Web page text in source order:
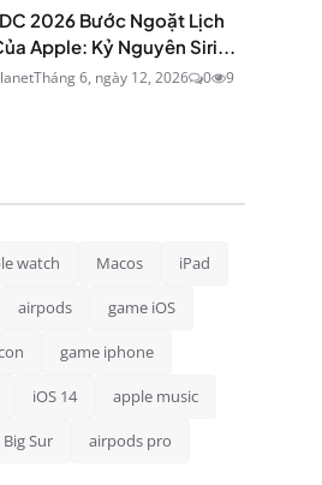
2026 Bước Ngoặt Lịch
Apple: Kỷ Nguyên Siri...
Tháng 6, ngày 12, 2026 0 9
watch Macos iPad
airpods game iOS
game iphone
iOS 14 apple music
Sur airpods pro